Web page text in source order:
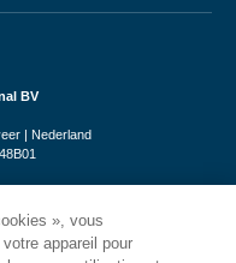
BV
| Nederland
», vous
appareil pour